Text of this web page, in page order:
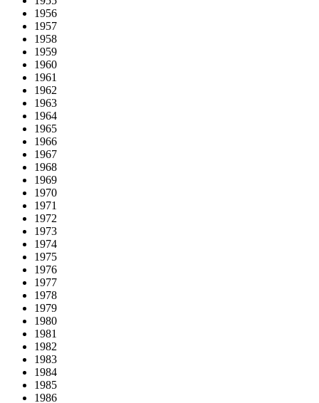
1956
1957
1958
1959
1960
1961
1962
1963
1964
1965
1966
1967
1968
1969
1970
1971
1972
1973
1974
1975
1976
1977
1978
1979
1980
1981
1982
1983
1984
1985
1986